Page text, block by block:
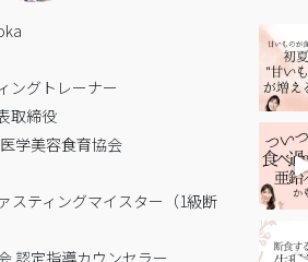
ングトレーナー
取締役
学美容食育協会
スティングマイスター（1級断
認定指導カウンセラー